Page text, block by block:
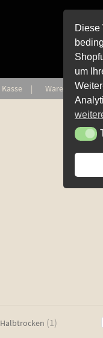
Kas­se Waren­korb
Halbtrocken 1 1
Diese
um